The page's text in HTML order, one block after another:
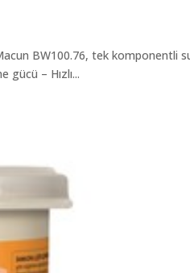
BW100.76, tek komponentli
– Hızlı...